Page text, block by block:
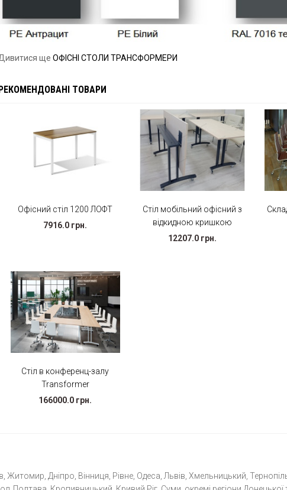
ще ОФІСНІ СТОЛИ ТРАНСФОРМЕРИ
ТОВАРИ
Офісний стіл 1200 ЛОФТ
7916.0 грн.
Стіл мобільний офісний з
відкидною кришкою
12207.0 грн.
Стіл в конференц-залу
Transformer
166000.0 грн.
Житомир, Дніпро, Вінниця, Рівне, Одеса, Львів, Хмельницький,